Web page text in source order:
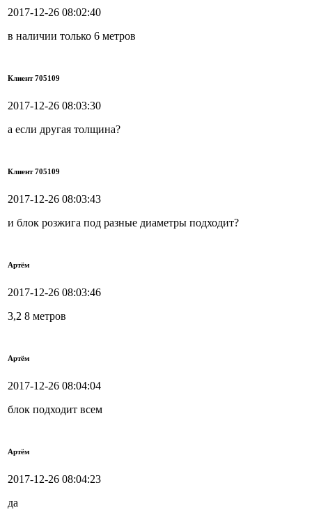
2017-12-26 08:02:40
в наличии только 6 метров
Клиент 705109
2017-12-26 08:03:30
а если другая толщина?
Клиент 705109
2017-12-26 08:03:43
и блок розжига под разные диаметры подходит?
Артём
2017-12-26 08:03:46
3,2 8 метров
Артём
2017-12-26 08:04:04
блок подходит всем
Артём
2017-12-26 08:04:23
да